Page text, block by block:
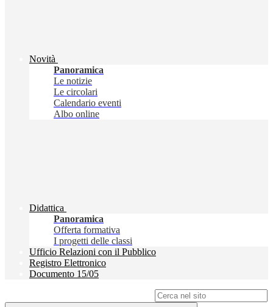
Novità
Panoramica
Le notizie
Le circolari
Calendario eventi
Albo online
Didattica
Panoramica
Offerta formativa
I progetti delle classi
Ufficio Relazioni con il Pubblico
Registro Elettronico
Documento 15/05